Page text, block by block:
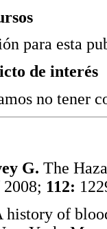
para esta
de interés
no tener
G. The
2008; 112:
history of